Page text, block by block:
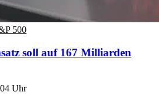
500
soll auf 167 Milliarden
Uhr